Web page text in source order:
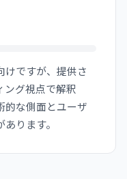
けですが、提供さ
ング視点で解釈
的な側面とユーザ
ります。